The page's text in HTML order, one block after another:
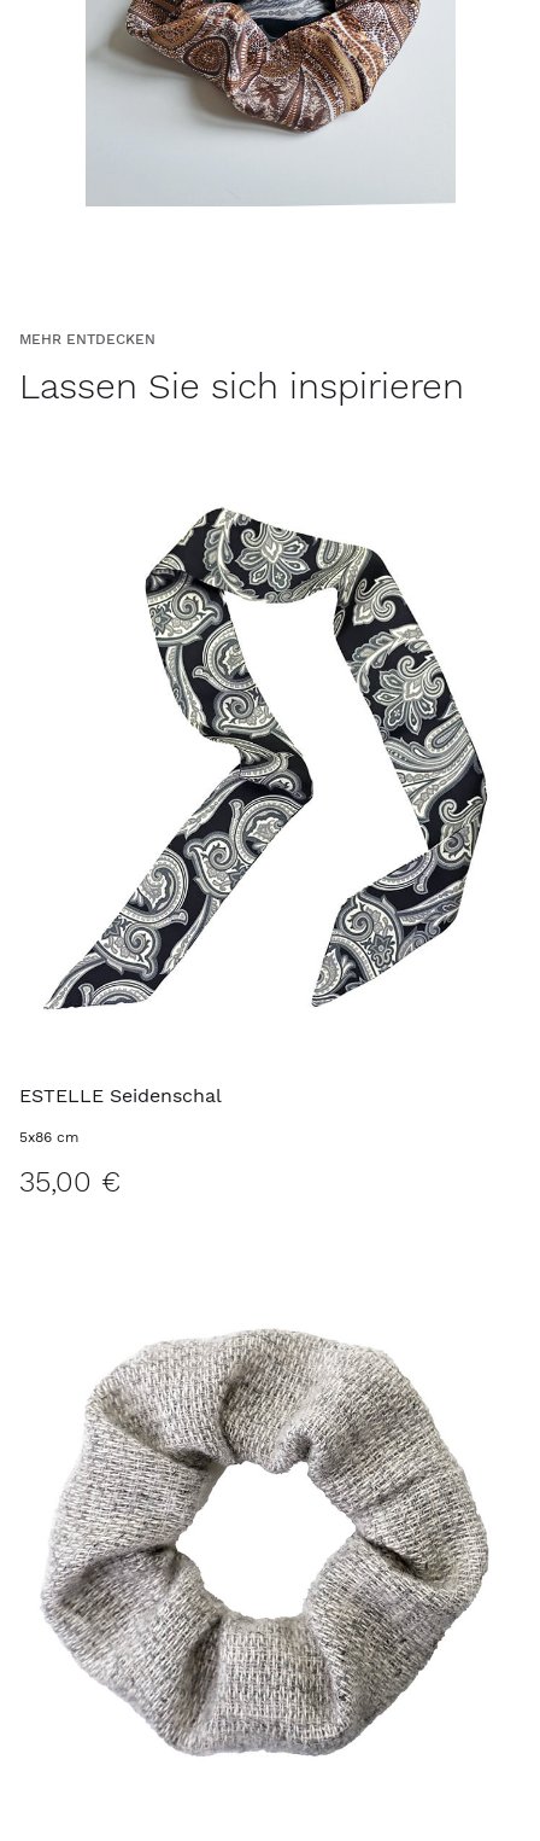
MEHR ENTDECKEN
Lassen Sie sich inspirieren
ESTELLE Seidenschal
5x86 cm
35,00 €